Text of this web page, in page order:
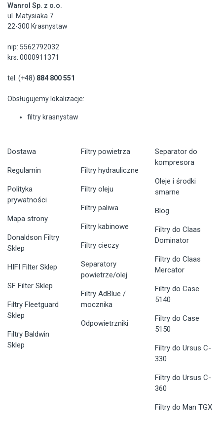
Wanrol Sp. z o.o.
ul. Matysiaka 7
22-300 Krasnystaw
nip: 5562792032
krs: 0000911371
tel. (+48) 884 800 551
Obsługujemy lokalizacje:
filtry krasnystaw
Dostawa
Regulamin
Polityka
prywatności
Mapa strony
Donaldson Filtry
Sklep
HIFI Filter Sklep
SF Filter Sklep
Filtry Fleetguard
Sklep
Filtry Baldwin
Sklep
Filtry powietrza
Filtry hydrauliczne
Filtry oleju
Filtry paliwa
Filtry kabinowe
Filtry cieczy
Separatory
powietrze/olej
Filtry AdBlue /
mocznika
Odpowietrzniki
Separator do
kompresora
Oleje i środki
smarne
Blog
Filtry do Claas
Dominator
Filtry do Claas
Mercator
Filtry do Case
5140
Filtry do Case
5150
Filtry do Ursus C-
330
Filtry do Ursus C-
360
Filtry do Man TGX